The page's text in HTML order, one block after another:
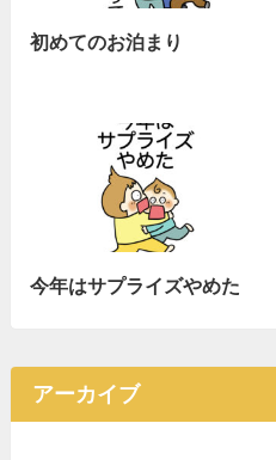
初めてのお泊まり
今年はサプライズやめた
アーカイブ